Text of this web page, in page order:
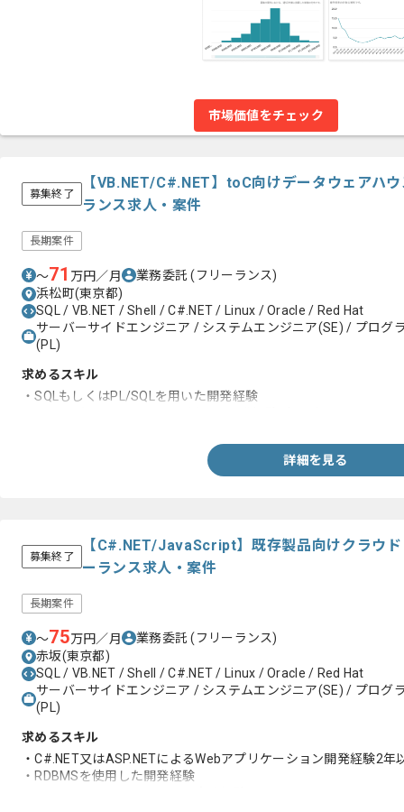
市場価値をチェック
募集終了
【VB.NET/C#.NET】toC向けデータウェアハ
ランス求人・案件
長期案件
〜71 万円／月 業務委託(フリーランス)
浜松町(東京都)
SQL / VB.NET / Shell / C#.NET / Linux / Oracle / Red Hat
サーバーサイドエンジニア / システムエンジニア(SE) / プログ
(PL)
求めるスキル
・SQLもしくはPL/SQLを用いた開発経験
詳細を見る
募集終了
【C#.NET/JavaScript】既存製品向けクラウ
ーランス求人・案件
長期案件
〜75万円／月 業務委託(フリーランス)
赤坂(東京都)
SQL / VB.NET / Shell / C#.NET / Linux / Oracle / Red Hat
サーバーサイドエンジニア / システムエンジニア(SE) / プログ
(PL)
求めるスキル
・C#.NET又はASP.NETによるWebアプリケーション開発経験2年
・RDBMSを使用した開発経験